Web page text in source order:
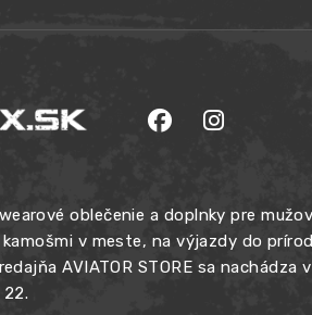
oblečenie a doplnky pre
v meste, na výjazdy do
AVIATOR STORE sa nachádza v